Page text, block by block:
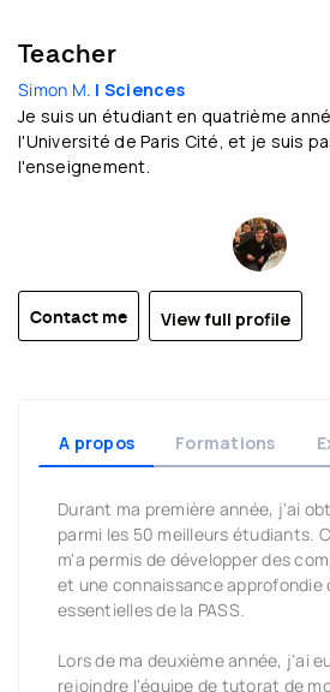
Teacher
Simon M. | Sciences
Je suis un étudiant en quatrième
l'Université de Paris Cité, et je suis
l'enseignement.
Contact me View full profile
A propos Formations
Durant ma première année, j'ai
parmi les 50 meilleurs étudiants.
m'a permis de développer des
et une connaissance approfondie
essentielles de la PASS.
Lors de ma deuxième année, j'ai
rejoindre l'équipe de tutorat de